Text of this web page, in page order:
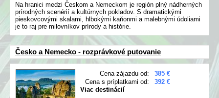
Na hranici medzi Českom a Nemeckom je región plný nádherných
prírodných scenérií a kultúrnych pokladov. S dramatickými
pieskovcovými skalami, hlbokými kaňonmi a malebnými údoliami
je to raj pre milovníkov prírody a histórie.
Česko a Nemecko - rozprávkové putovanie
Cena zájazdu od:
385 €
Cena s príplatkami od:
392 €
Viac destinácií